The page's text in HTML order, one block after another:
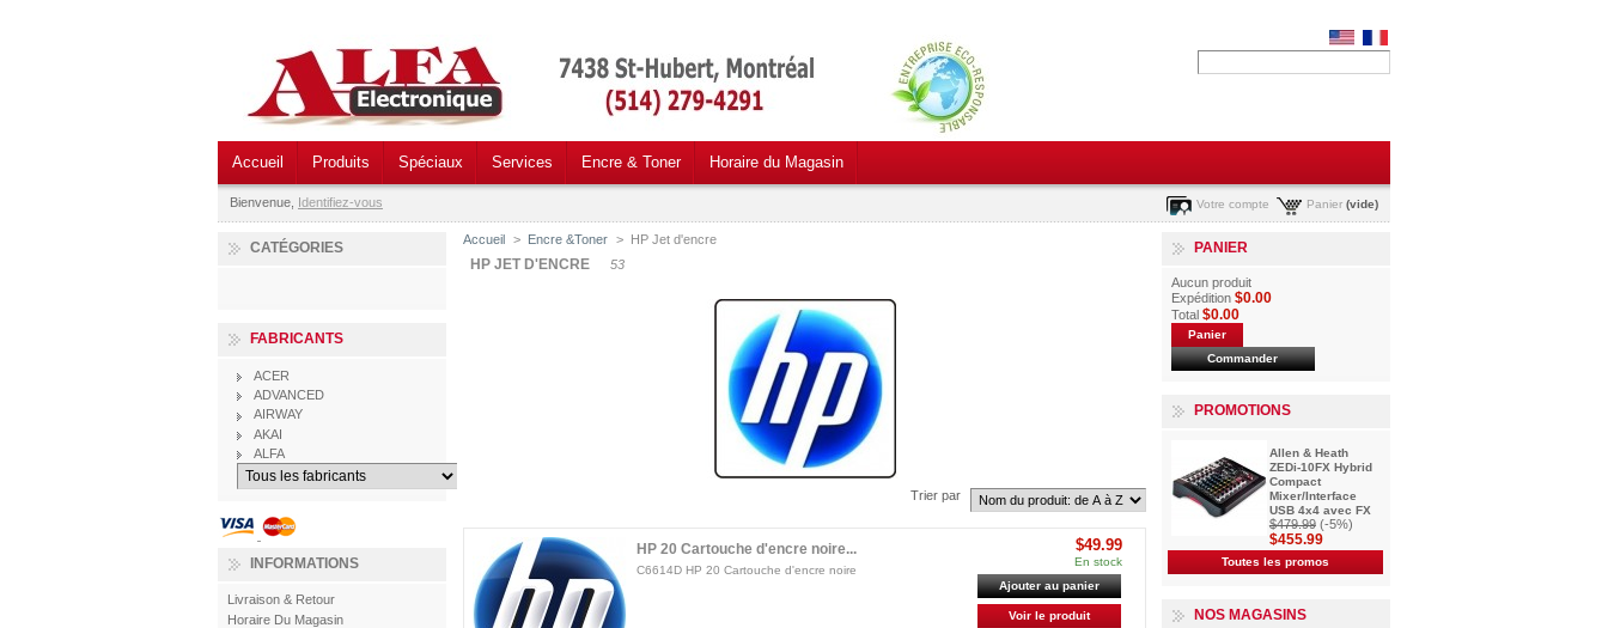
Accueil Produits Spéciaux Services Encre & Toner Horaire du Magasin
Bienvenue, Identifiez-vous Panier (vide)
Votre compte
CATÉGORIES
FABRICANTS
ACER
ADVANCED
AIRWAY
AKAI
ALFA
INFORMATIONS
Livraison & Retour
Horaire Du Magasin
Accueil > Encre &Toner > HP Jet d'encre
HP JET D'ENCRE 53
Trier par
HP 20 Cartouche d'encre noire...
C6614D HP 20 Cartouche d'encre noire
$49.99
En stock
Ajouter au panier
Voir le produit
PANIER
Aucun produit
Expédition $0.00
Total $0.00
Panier
Commander
PROMOTIONS
Allen & Heath
ZEDi-10FX Hybrid
Compact
Mixer/Interface
USB 4x4 avec FX
$479.99 (-5%)
$455.99
Toutes les promos
NOS MAGASINS